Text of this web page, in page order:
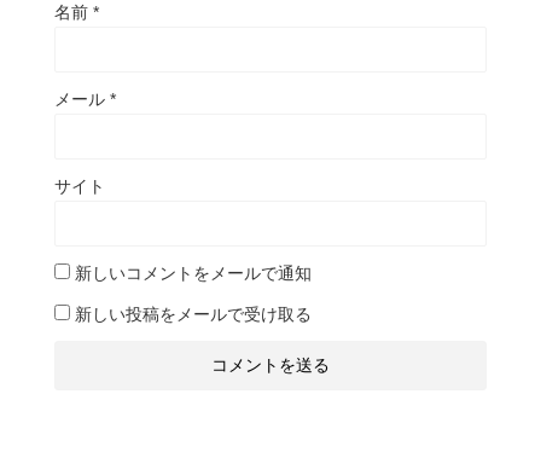
名前 *
メール *
サイト
新しいコメントをメールで通知
新しい投稿をメールで受け取る